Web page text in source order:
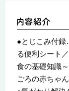
●とじこみ付
る便利シート
食の基礎知識
ごろの赤ちゃ